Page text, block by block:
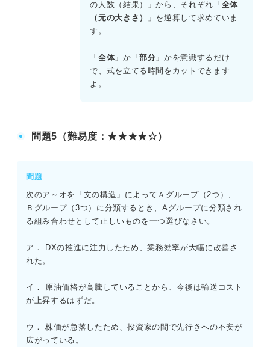
める問題である。 これらはどちらも「部分÷割合＝全体」
という逆算の構造を持つ。
一方、アは「全体」と「部分」がわかっており、そこから
「割合」を求める割り算の構造である。
エは、「全体」と「割合」から「部分」を算出する掛け算
の人数（結果）」から、それぞれ「 全体
（元の大きさ）
」を逆算して求めていま
す。
「 全体」か「部分 」かを意識するだけ
で、式を立てる時間をカットできます
よ。
問題5（難易度：★★★★☆）
問題
次のア～オを「文の構造」によってＡグループ（2つ）、
Ｂグループ（3つ）に分類するとき、Aグループに分類され
る組み合わせとして正しいものを一つ選びなさい。
ア． DXの推進に注力したため、業務効率が大幅に改善さ
れた。
イ． 原油価格が高騰していることから、今後は輸送コスト
が上昇するはずだ。
ウ． 株価が急落したため、投資家の間で先行きへの不安が
広がっている。